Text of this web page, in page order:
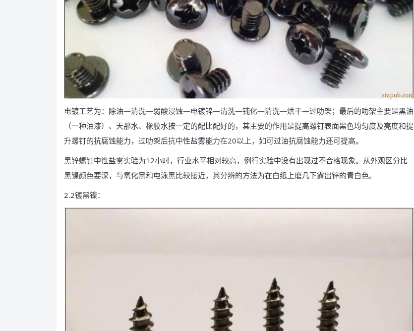
电镀工艺为：除油—清洗—弱酸浸蚀—电镀锌—清洗—钝化—清洗—烘干—过叻架；最后的叻架主要是黑油
（一种油漆）、天那水、橡胶水按一定的配比配好的，其主要的作用是提高螺钉表面黑色均匀度及亮度和提
升螺钉的抗腐蚀能力，过叻架后抗中性盐雾能力在20以上，如可过油抗腐蚀能力还可提高。
黑锌螺钉中性盐雾实验为12小时，行业水平相对较高，例行实验中没有出现过不合格现象。从外观区分比
黑镍颜色要深，与氧化黑和电泳黑比较接近，其分辨的方法为在白纸上磨几下露出锌的青白色。
2.2镀黑镍：